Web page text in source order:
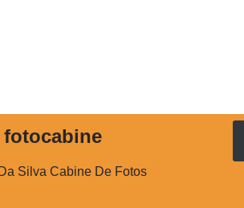
fotocabine
Silva Cabine De Fotos